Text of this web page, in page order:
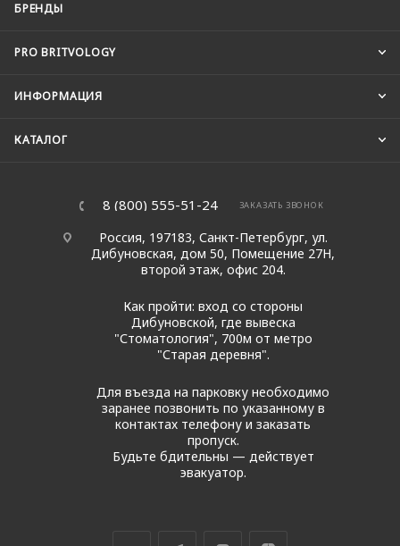
БРЕНДЫ
PRO BRITVOLOGY
ИНФОРМАЦИЯ
КАТАЛОГ
8 (800) 555-51-24 ЗАКАЗАТЬ ЗВОНОК
Россия, 197183, Санкт-Петербург, ул.
Дибуновская, дом 50, Помещение 27Н,
второй этаж, офис 204.
Как пройти: вход со стороны
Дибуновской, где вывеска
"Стоматология", 700м от метро
"Старая деревня".
Для въезда на парковку необходимо
заранее позвонить по указанному в
контактах телефону и заказать
пропуск.
Будьте бдительны — действует
эвакуатор.